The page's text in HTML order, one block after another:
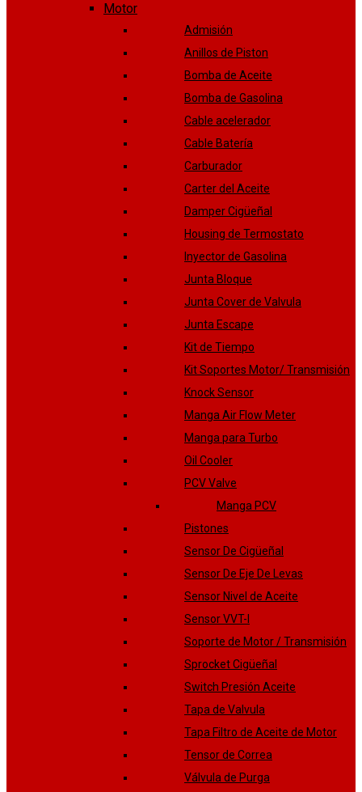
Motor
Admisión
Anillos de Piston
Bomba de Aceite
Bomba de Gasolina
Cable acelerador
Cable Batería
Carburador
Carter del Aceite
Damper Cigüeñal
Housing de Termostato
Inyector de Gasolina
Junta Bloque
Junta Cover de Valvula
Junta Escape
Kit de Tiempo
Kit Soportes Motor/ Transmisión
Knock Sensor
Manga Air Flow Meter
Manga para Turbo
Oil Cooler
PCV Valve
Manga PCV
Pistones
Sensor De Cigüeñal
Sensor De Eje De Levas
Sensor Nivel de Aceite
Sensor VVT-I
Soporte de Motor / Transmisión
Sprocket Cigüeñal
Switch Presión Aceite
Tapa de Valvula
Tapa Filtro de Aceite de Motor
Tensor de Correa
Válvula de Purga